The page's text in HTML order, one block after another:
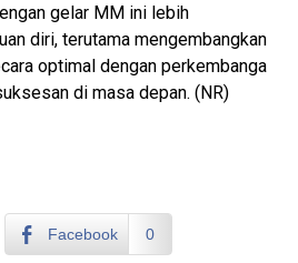
gelar MM ini lebih
diri, terutama mengembangkan
optimal dengan perkembanga
di masa depan. (NR)
Facebook 0